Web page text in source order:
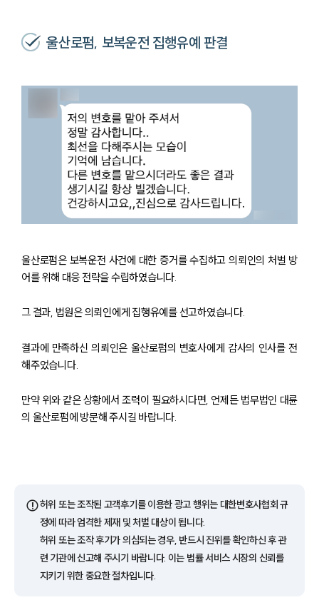
대륜의 강점
오시는 길
글로벌 파트너 로펌
고객의 소리
통합검색
AI대륜
울산로펌, 보복운전 집행유예 판결
울산로펌은 보복운전 사건에 대한 증거를 수집하고 의뢰인의 처벌 방
어를 위해 대응 전략을 수립하였습니다.
그 결과, 법원은 의뢰인에게 집행유예를 선고하였습니다.
결과에 만족하신 의뢰인은 울산로펌의 변호사에게 감사의 인사를 전
해주었습니다.
만약 위와 같은 상황에서 조력이 필요하시다면, 언제든 법무법인 대륜
의 울산로펌에 방문해 주시길 바랍니다.
⚠️허위 또는 조작된 고객후기를 이용한 광고 행위는 대한변호사협회 규
정에 따라 엄격한 제재 및 처벌 대상이 됩니다.
허위 또는 조작 후기가 의심되는 경우, 반드시 진위를 확인하신 후 관
련 기관에 신고해 주시기 바랍니다. 이는 법률 서비스 시장의 신뢰를
지키기 위한 중요한 절차입니다.